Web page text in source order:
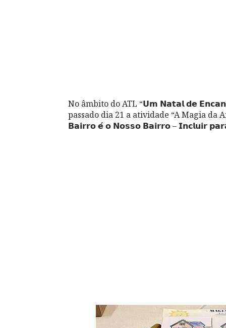
No âmbito do ATL “𝗨𝗺 𝗡𝗮𝘁𝗮𝗹 𝗱𝗲
passado dia 21 a atividade “A Magia
𝗕𝗮𝗶𝗿𝗿𝗼 𝗲́ 𝗼 𝗡𝗼𝘀𝘀𝗼 𝗕𝗮𝗶𝗿𝗿𝗼 – 𝗜𝗻𝗰𝗹𝘂𝗶𝗿